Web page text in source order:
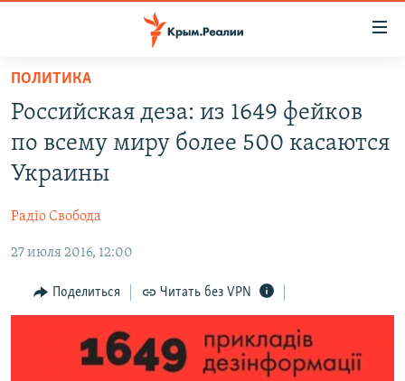
Вернуться
основному
содержанию
Вернутся
главной
Вернутся
поиску
11 ЛЕТ ОККУПАЦИИ КРЫМА. 11 ИСТОРИЙ СОПРОТИВЛЕНИЯ
ВОДА
ЕЩЕ
ИНТЕРАКТИВ
ИНФОГРАФИКА
СОВЕТЫ ПРАВОЗАЩИТНИКОВ
РАДІО СВОБОДА
КАК ОБОЙТИ БЛОКИРОВКУ
Українською
Qırımtatar
ПОЛИТИКА
Российская деза: из 1649 фейков
по всему миру более 500 касаются
Украины
Радіо Свобода
27 июля 2016, 12:00
Поделиться Читать без VPN